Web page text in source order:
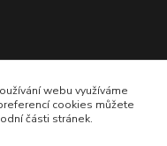
webu využíváme
cookies můžete
části stránek.